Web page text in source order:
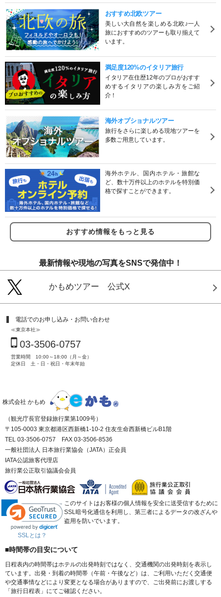
おすすめ北欧ツアー
美しい大自然を楽しめる北欧♪一人
旅におすすめのツアーも取り揃えて
います。
満足度120%のイタリア旅行
イタリア在住歴12年のプロがおすす
めするイタリアの楽しみ方をご紹
介！
海外オプショナルツアー
旅行をさらに楽しめる現地ツアーを
多数ご用意しています。
海外ホテル、国内ホテル・旅館な
ど、数十万件以上のホテルを特別価
格で探すことができます。
おすすめ情報をもっと見る
最新情報や現地の写真をSNSで発信中！
かもめツアー 公式X
電話でのお申し込み・お問い合わせ
≪東京本社≫
03-3506-0757
営業時間 10:00～18:00（月～金）
定休日 土・日・祝日・年末年始
株式会社 かもめ
（観光庁長官登録旅行業第1009号）
〒105-0003 東京都港区西新橋1-10-2 住友生命西新橋ビルB1階
TEL 03-3506-0757 FAX 03-3506-8536
一般社団法人 日本旅行業協会（JATA）正会員
IATA公認旅客代理店
旅行業公正取引協議会会員
SSLとは？
このサイトはお客様の個人情報を安全に送受信するために
SSL暗号化通信を利用し、第三者によるデータの改ざんや
盗用を防いでいます。
■時間帯の目安について
日程表内の時間帯はホテルの出発時刻ではなく、交通機関の出発時刻を表示し
ています。出発・到着の時間帯（午前・午後など）は、ご利用いただく交通便
や交通事情などにより変更となる場合がありますので、ご出発前にお渡しする
「旅行日程表」にてご確認ください。